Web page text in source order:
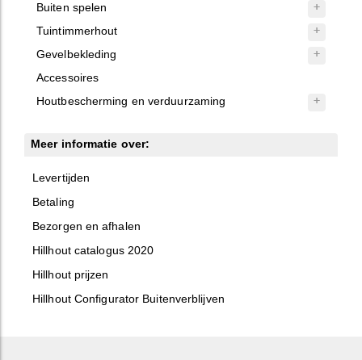
Buiten spelen
Tuintimmerhout
Gevelbekleding
Accessoires
Houtbescherming en verduurzaming
Meer informatie over:
Levertijden
Betaling
Bezorgen en afhalen
Hillhout catalogus 2020
Hillhout prijzen
Hillhout Configurator Buitenverblijven